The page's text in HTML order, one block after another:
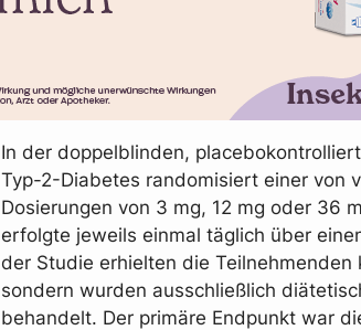
In der doppelblinden,
Typ-2-Diabetes randomisiert einer von
Dosierungen von 3 mg, 12 mg oder 36
erfolgte jeweils einmal täglich über
der Studie erhielten die
sondern wurden ausschließlich
behandelt. Der primäre Endpunkt war